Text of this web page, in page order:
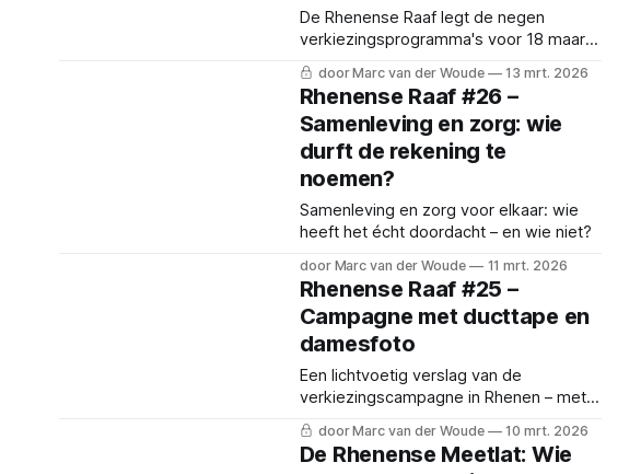
De Rhenense Raaf legt de negen
verkiezingsprogramma's voor 18 maart
kritisch langs de meetlat. Deze week:
natuur en leefomgeving.
door Marc van der Woude 13 mrt. 2026
Rhenense Raaf #26 –
Samenleving en zorg: wie
durft de rekening te
noemen?
Samenleving en zorg voor elkaar: wie
heeft het écht doordacht – en wie niet?
door Marc van der Woude 11 mrt. 2026
Rhenense Raaf #25 –
Campagne met ducttape en
damesfoto
Een lichtvoetig verslag van de
verkiezingscampagne in Rhenen – met
het belangrijkste kort nieuws uit de
gemeente.
door Marc van der Woude 10 mrt. 2026
De Rhenense Meetlat: Wie